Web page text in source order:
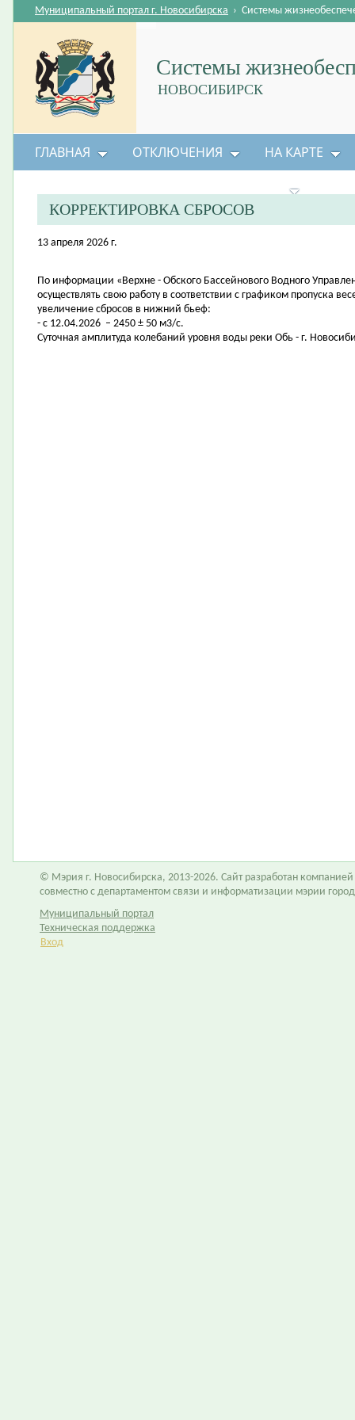
Системы
НОВОСИБИРСК
Муниципальный портал г. Новосибирска › Системы
ГЛАВНАЯ ОТКЛЮЧЕНИЯ НА КАРТЕ
КОРРЕКТИРОВКА СБРОСОВ
13 апреля 2026 г.
По информации «Верхне - Обского Бассейнового Водного
осуществлять свою работу в соответствии с графиком пропуска
увеличение сбросов в нижний бьеф:
- с 12.04.2026 – 2450 ± 50 м3/с.
Суточная амплитуда колебаний уровня воды реки Обь - г.
© Мэрия г. Новосибирска, 2013-2026. Сайт разработан компанией
совместно с департаментом связи и информатизации мэрии
Муниципальный портал
Техническая поддержка
Вход